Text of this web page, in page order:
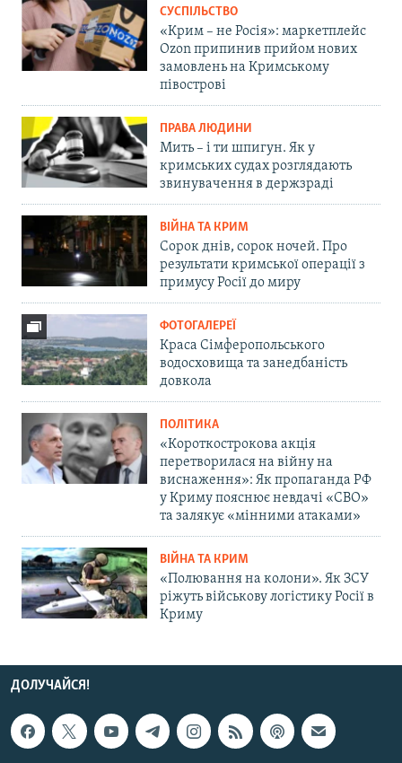
СУСПІЛЬСТВО
«Крим – не Росія»: маркетплейс
Ozon припинив прийом нових
замовлень на Кримському
півострові
ПРАВА ЛЮДИНИ
Мить – і ти шпигун. Як у
кримських судах розглядають
звинувачення в держзраді
ВІЙНА ТА КРИМ
Сорок днів, сорок ночей. Про
результати кримської операції з
примусу Росії до миру
ФОТОГАЛЕРЕЇ
Краса Сімферопольського
водосховища та занедбаність
довкола
ПОЛІТИКА
«Короткострокова акція
перетворилася на війну на
виснаження»: Як пропаганда РФ
у Криму пояснює невдачі «СВО»
та залякує «мінними атаками»
ВІЙНА ТА КРИМ
«Полювання на колони». Як ЗСУ
ріжуть військову логістику Росії в
Криму
ДОЛУЧАЙСЯ!